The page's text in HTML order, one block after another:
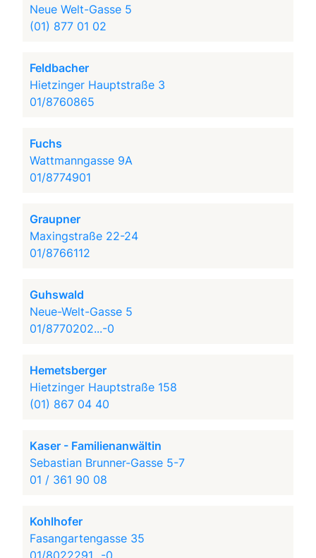
Neue Welt-Gasse 5
(01) 877 01 02
Feldbacher
Hietzinger Hauptstraße 3
01/8760865
Fuchs
Wattmanngasse 9A
01/8774901
Graupner
Maxingstraße 22-24
01/8766112
Guhswald
Neue-Welt-Gasse 5
01/8770202...-0
Hemetsberger
Hietzinger Hauptstraße 158
(01) 867 04 40
Kaser - Familienanwältin
Sebastian Brunner-Gasse 5-7
01 / 361 90 08
Kohlhofer
Fasangartengasse 35
01/8022291...-0